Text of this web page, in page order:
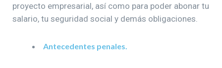
proyecto empresarial, así como para poder abonar tu
salario, tu seguridad social y demás obligaciones.
Antecedentes penales.